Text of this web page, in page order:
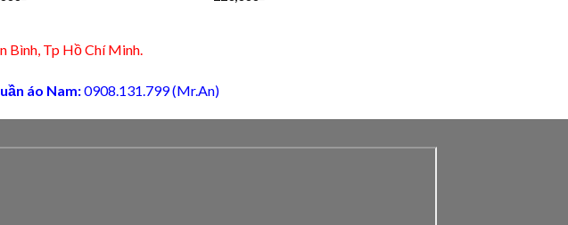
Bình, Tp Hồ Chí Minh.
áo Nam:0908.131.799 (Mr.An)